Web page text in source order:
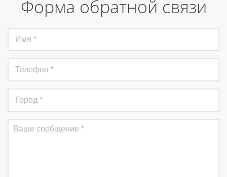
Форма обратной связи